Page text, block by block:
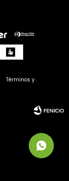
Términos y